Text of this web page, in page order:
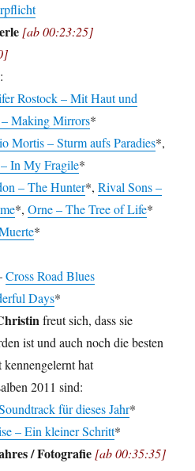
[ab 00:23:25]
Rostock – Mit Haut und
Making Mirrors*
Mortis – Sturm aufs Paradies*,
In My Fragile*
– The Hunter*,Rival Sons –
*,Orne – The Tree of Life*
*
Cross Road Blues
Days*
freut sich, dass sie
ist und auch noch die besten
hat
2011 sind:
für dieses Jahr*
– Ein kleiner Schritt*
/ Fotografie [ab 00:35:35]